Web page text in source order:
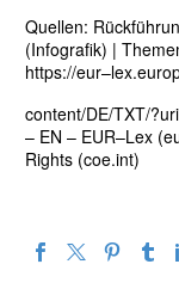
Quellen:
(Infografik) |
https://eur–
content/DE/TXT/
– EN – EUR–Lex
Rights (coe.int)